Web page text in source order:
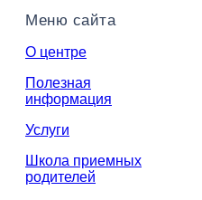
Меню сайта
О центре
Полезная
информация
Услуги
Школа приемных
родителей